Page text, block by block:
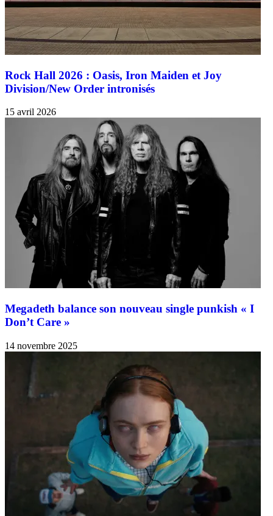
Rock Hall 2026 : Oasis, Iron Maiden et Joy
Division/New Order intronisés
15 avril 2026
Megadeth balance son nouveau single punkish « I
Don’t Care »
14 novembre 2025